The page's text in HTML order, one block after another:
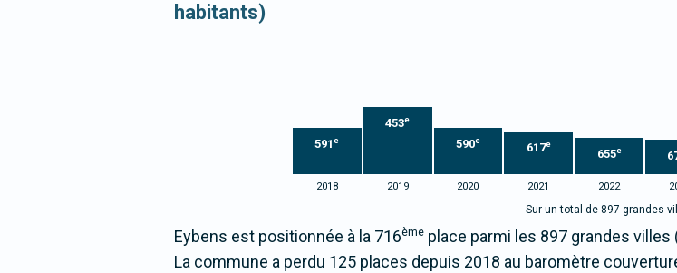
habitants)
591e
453e
590e
617e
655e
2018 2019 2020 2021 2022
Sur un total de 897 grandes
Eybens est positionnée à la 716ème place parmi les 897 grandes villes
La commune a perdu 125 places depuis 2018 au baromètre